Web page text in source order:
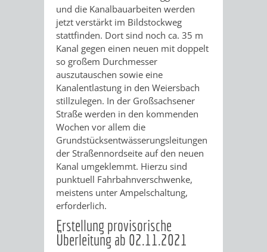
VERMIETUNG
VON
RÄUMEN
BILDUNGSKETTE
KOMMUNALES
BILDUNGSMANAGEMENT
ÜBERGANG
SCHULE
-
"FRÜHE
BILDUNG"
VOLKSHOCHSCHULE
MUSIKSCHULE
MUSEUM
VERANSTALTUNGEN
KINDER
MUSEUM
IM
MUSEUM
STADTBIBLIOTHEK
A
BIS
Z
AUSLEIHE
ONLINE-
KATALOG
&
VERANSTALTER
STADTHALLE
ROLF-
ENGELBRECHT-
BÜRGERSAAL
HERMANNSHOF
SCHLOSSPARK
ALTER
MUSEUM
und die Kanalbauarbeiten werden
jetzt verstärkt im Bildstockweg
stattfinden. Dort sind noch ca. 35 m
Kanal gegen einen neuen mit doppelt
so großem Durchmesser
auszutauschen sowie eine
Kanalentlastung in den Weiersbach
stillzulegen. In der Großsachsener
Straße werden in den kommenden
Wochen vor allem die
Grundstücksentwässerungsleitungen
der Straßennordseite auf den neuen
Kanal umgeklemmt. Hierzu sind
punktuell Fahrbahnverschwenke,
meistens unter Ampelschaltung,
erforderlich.
Erstellung provisorische
Überleitung ab 02.11.2021